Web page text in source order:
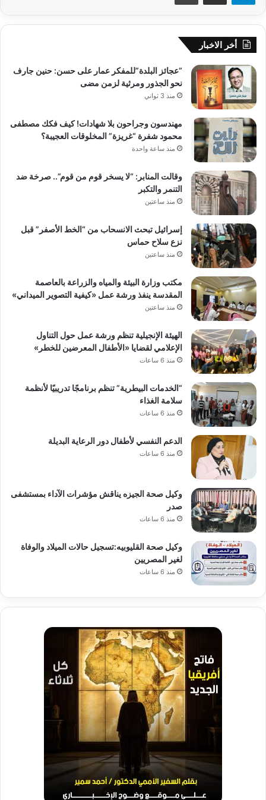
أخر الاخبار
“عجائز البلدة”للمفكر عمار على حسن: حنين جارف
نحو الجذور ومرثية لزمن مضى
منذ 3 ثواني
مهندسون وجراحون بلا شهادات! كيف فكك مصطفى
محمود شفرة “غريزة” المخلوقات العجيبة؟
منذ ساعة واحدة
وقالت المنابر: “لا يسخر قوم من قوم”.. صرخة ضد
التنمر والتكبر
منذ ساعتين
إسرائيل تبحث الانسحاب من “الخط الأصفر” قبل
نزع سلاح حماس
منذ ساعتين
مكتب وزارة البيئة والمياه والزراعة بالعاصمة
المقدسة ينفذ ورشة عمل «كيفية التصوير الميداني»
منذ ساعتين
الهيئة الإنجيلية تنظم ورشة عمل حول التناول
الإعلامي لقضايا «الأطفال المعرضين للخطر»
منذ 6 ساعات
“الخدمات البيطرية” تنظم برنامجًا تدريبيًا لأنظمة
سلامة الغذاء
منذ 6 ساعات
الدعم النفسي لأطفال دور الرعاية البديلة
منذ 6 ساعات
وكيل صحة الجيزه يناقش مؤشرات الآداء بمستشفى
صدر
منذ 6 ساعات
وكيل صحة القليوبيه:تسجيل حالات الميلاد والوفاة
لغير المصريين
منذ 6 ساعات